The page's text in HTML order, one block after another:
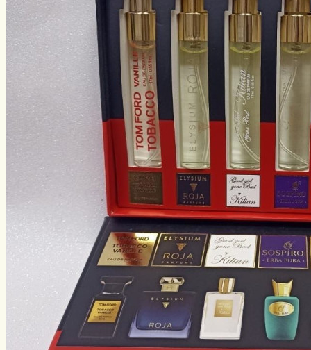
Виды ловли
Зимняя рыбалка
Нахлыст
Снаряжение
Эхолоты
Лодки и моторы
Узлы
Рецепты
Разное
Меню